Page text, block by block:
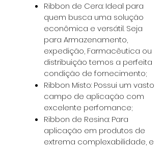
Ribbon de Cera: Ideal para
quem busca uma solução
econômica e versátil. Seja
para Armazenamento,
expedição, Farmacêutica ou
distribuição temos a perfeita
condição de fornecimento;
Ribbon Misto: Possui um vasto
campo de aplicação com
excelente perfomance;
Ribbon de Resina: Para
aplicação em produtos de
extrema complexabilidade, e